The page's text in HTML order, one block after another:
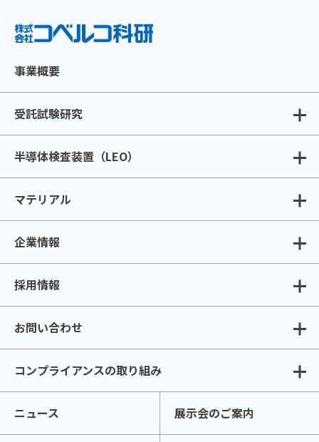
事業概要
受託試験研究
半導体検査装置（LEO）
マテリアル
企業情報
採用情報
お問い合わせ
コンプライアンスの取り組み
ニュース 展示会のご案内